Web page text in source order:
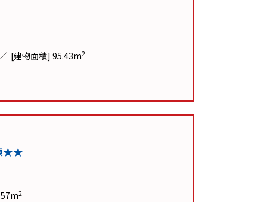
[建物面積] 95.43m2
★★
2